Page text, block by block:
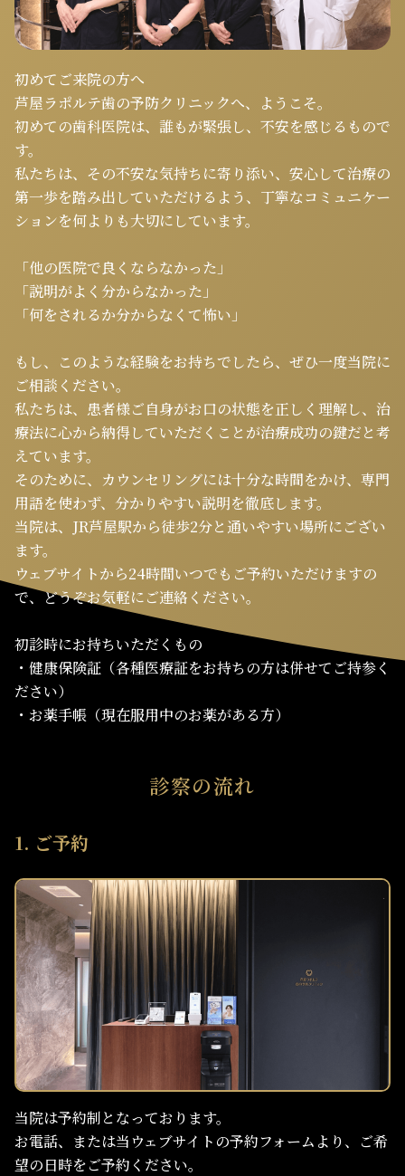
初めてご来院の方へ
芦屋ラポルテ歯の予防クリニックへ、ようこそ。
初めての歯科医院は、誰もが緊張し、不安を感じるもので
す。
私たちは、その不安な気持ちに寄り添い、安心して治療の
第一歩を踏み出していただけるよう、丁寧なコミュニケー
ションを何よりも大切にしています。
「他の医院で良くならなかった」
「説明がよく分からなかった」
「何をされるか分からなくて怖い」
もし、このような経験をお持ちでしたら、ぜひ一度当院に
ご相談ください。
私たちは、患者様ご自身がお口の状態を正しく理解し、治
療法に心から納得していただくことが治療成功の鍵だと考
えています。
そのために、カウンセリングには十分な時間をかけ、専門
用語を使わず、分かりやすい説明を徹底します。
当院は、JR芦屋駅から徒歩2分と通いやすい場所にござい
ます。
ウェブサイトから24時間いつでもご予約いただけますの
で、どうぞお気軽にご連絡ください。
初診時にお持ちいただくもの
・健康保険証（各種医療証をお持ちの方は併せてご持参く
ださい）
・お薬手帳（現在服用中のお薬がある方）
診察の流れ
1. ご予約
当院は予約制となっております。
お電話、または当ウェブサイトの予約フォームより、ご希
望の日時をご予約ください。